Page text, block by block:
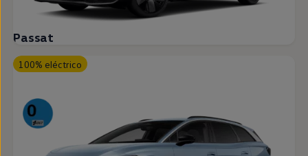
Passat
100% eléctrico